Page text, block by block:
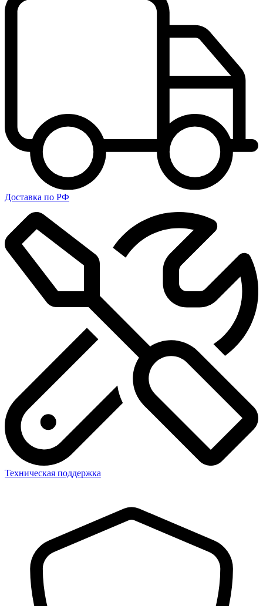
Доставка по РФ
Техническая поддержка